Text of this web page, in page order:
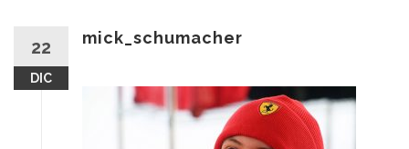
22
DIC
mick_schumacher